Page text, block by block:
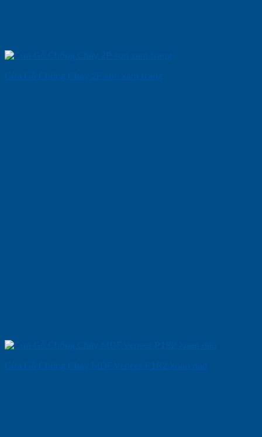
Cửa Gỗ Chống Cháy 2P son xam trang
Cửa Gỗ Chống Cháy MDF Veneer P1R2 Xoan dao